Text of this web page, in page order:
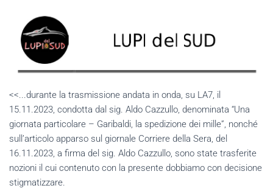
<<...durante la trasmissione andata in onda, su LA7, il
15.11.2023, condotta dal sig. Aldo Cazzullo, denominata “Una
giornata particolare – Garibaldi, la spedizione dei mille”, nonché
sull’articolo apparso sul giornale Corriere della Sera, del
16.11.2023, a firma del sig. Aldo Cazzullo, sono state trasferite
nozioni il cui contenuto con la presente dobbiamo con decisione
stigmatizzare.